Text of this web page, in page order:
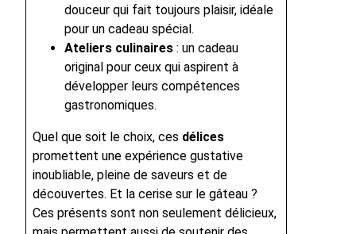
douceur qui fait toujours plaisir, idéale
pour un cadeau spécial.
Ateliers culinaires : un cadeau
original pour ceux qui aspirent à
développer leurs compétences
gastronomiques.
Quel que soit le choix, ces délices
promettent une expérience gustative
inoubliable, pleine de saveurs et de
découvertes. Et la cerise sur le gâteau ?
Ces présents sont non seulement délicieux,